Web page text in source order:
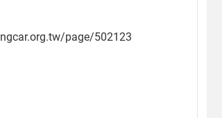
page/502123